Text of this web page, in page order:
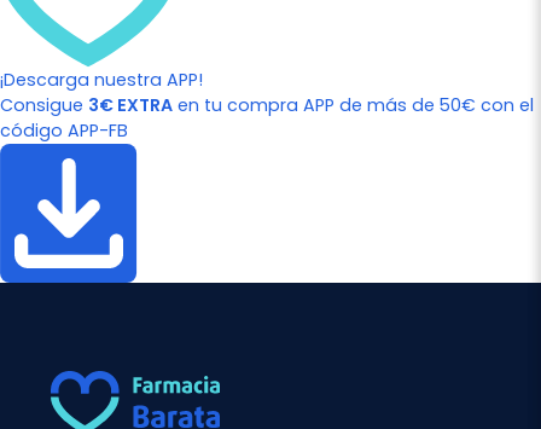
¡Descarga nuestra APP!
Consigue 3€ EXTRA en tu compra APP de más de 50€ con el
código APP-FB